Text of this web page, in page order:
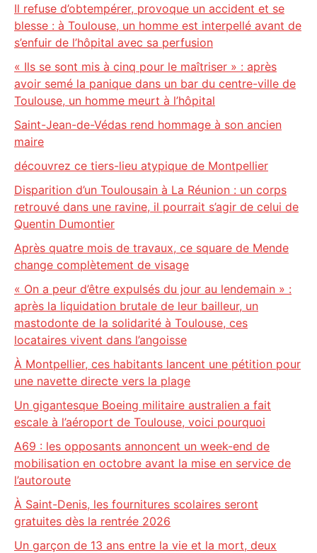
Il refuse d’obtempérer, provoque un accident et se
blesse : à Toulouse, un homme est interpellé avant de
s’enfuir de l’hôpital avec sa perfusion
« Ils se sont mis à cinq pour le maîtriser » : après
avoir semé la panique dans un bar du centre-ville de
Toulouse, un homme meurt à l’hôpital
Saint-Jean-de-Védas rend hommage à son ancien
maire
découvrez ce tiers-lieu atypique de Montpellier
Disparition d’un Toulousain à La Réunion : un corps
retrouvé dans une ravine, il pourrait s’agir de celui de
Quentin Dumontier
Après quatre mois de travaux, ce square de Mende
change complètement de visage
« On a peur d’être expulsés du jour au lendemain » :
après la liquidation brutale de leur bailleur, un
mastodonte de la solidarité à Toulouse, ces
locataires vivent dans l’angoisse
À Montpellier, ces habitants lancent une pétition pour
une navette directe vers la plage
Un gigantesque Boeing militaire australien a fait
escale à l’aéroport de Toulouse, voici pourquoi
A69 : les opposants annoncent un week-end de
mobilisation en octobre avant la mise en service de
l’autoroute
À Saint-Denis, les fournitures scolaires seront
gratuites dès la rentrée 2026
Un garçon de 13 ans entre la vie et la mort, deux